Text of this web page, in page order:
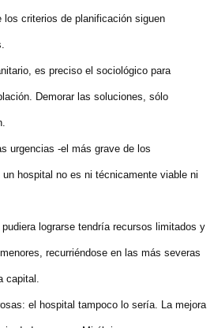
los criterios de planificación siguen
es preciso el sociológico para
Demorar las soluciones, sólo
urgencias -el más grave de los
hospital no es ni técnicamente viable ni
lograrse tendría recursos limitados y
recurriéndose en las más severas
capital.
el hospital tampoco lo sería. La mejora